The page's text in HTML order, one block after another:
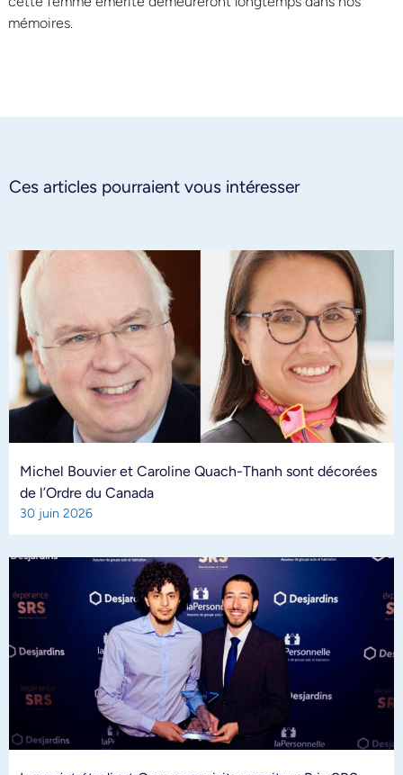
mémoires.
Ces articles pourraient vous intéresser
Michel Bouvier et Caroline Quach-Thanh sont décorées
de l’Ordre du Canada
30 juin 2026